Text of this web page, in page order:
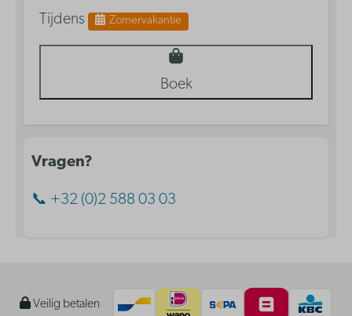
Tijdens Zomervakantie
Boek
Vragen?
📞 +32 (0)2 588 03 03
Veilig betalen